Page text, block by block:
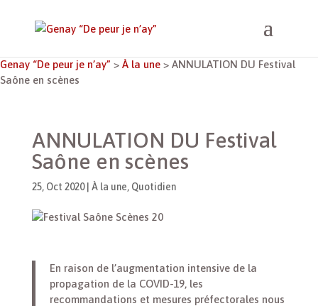
Genay “De peur je n’ay” > À la une > ANNULATION DU Festival
Saône en scènes
ANNULATION DU Festival
Saône en scènes
25, Oct 2020| À la une, Quotidien
En raison de l’augmentation intensive de la
propagation de la COVID-19, les
recommandations et mesures préfectorales nous